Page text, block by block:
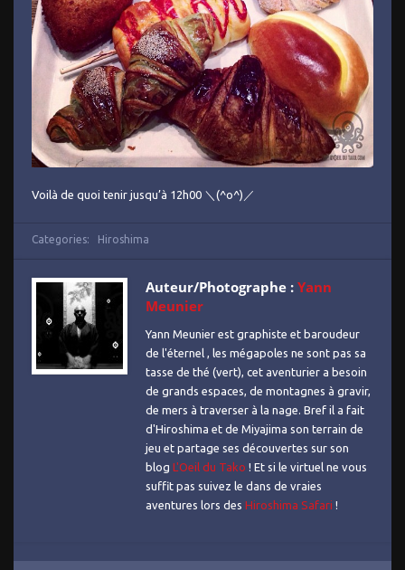
Voilà de quoi tenir jusqu’à 12h00 ＼(^o^)／
Categories: Hiroshima
Auteur/Photographe : Yann
Meunier
Yann Meunier est graphiste et baroudeur
de l'éternel , les mégapoles ne sont pas sa
tasse de thé (vert), cet aventurier a besoin
de grands espaces, de montagnes à gravir,
de mers à traverser à la nage. Bref il a fait
d'Hiroshima et de Miyajima son terrain de
jeu et partage ses découvertes sur son
blog L'Oeil du Tako ! Et si le virtuel ne vous
suffit pas suivez le dans de vraies
aventures lors des Hiroshima Safari !